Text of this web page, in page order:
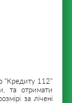
“Кредиту 112”
та отримати
за лічені